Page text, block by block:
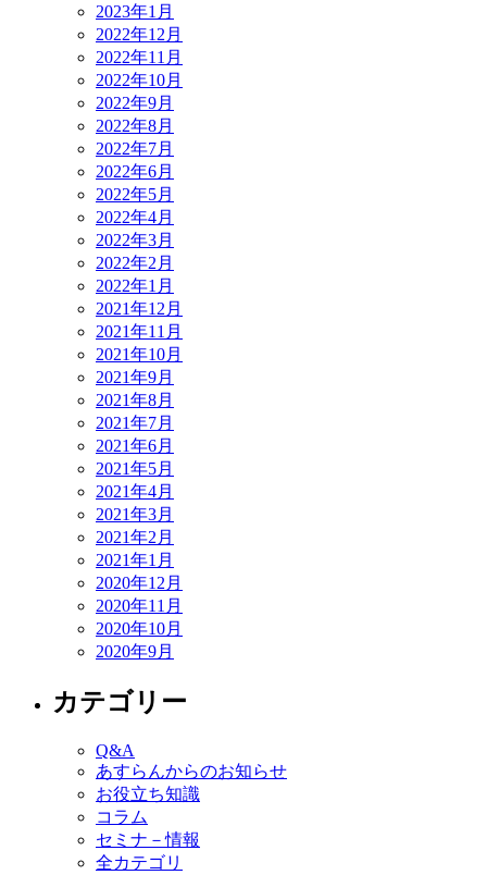
2023年1月
2022年12月
2022年11月
2022年10月
2022年9月
2022年8月
2022年7月
2022年6月
2022年5月
2022年4月
2022年3月
2022年2月
2022年1月
2021年12月
2021年11月
2021年10月
2021年9月
2021年8月
2021年7月
2021年6月
2021年5月
2021年4月
2021年3月
2021年2月
2021年1月
2020年12月
2020年11月
2020年10月
2020年9月
カテゴリー
Q&A
あすらんからのお知らせ
お役立ち知識
コラム
セミナ－情報
全カテゴリ